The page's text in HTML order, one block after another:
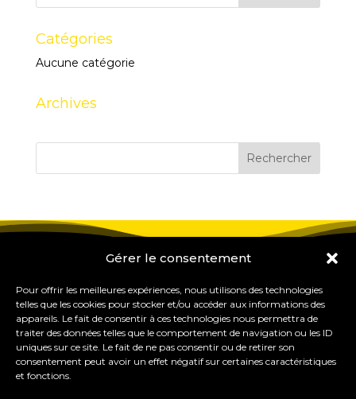
Gérer le consentement
Pour offrir les meilleures expériences, nous utilisons des technologies
telles que les cookies pour stocker et/ou accéder aux informations des
appareils. Le fait de consentir à ces technologies nous permettra de
traiter des données telles que le comportement de navigation ou les ID
uniques sur ce site. Le fait de ne pas consentir ou de retirer son
consentement peut avoir un effet négatif sur certaines caractéristiques
et fonctions.
Catégories
Aucune catégorie
Archives